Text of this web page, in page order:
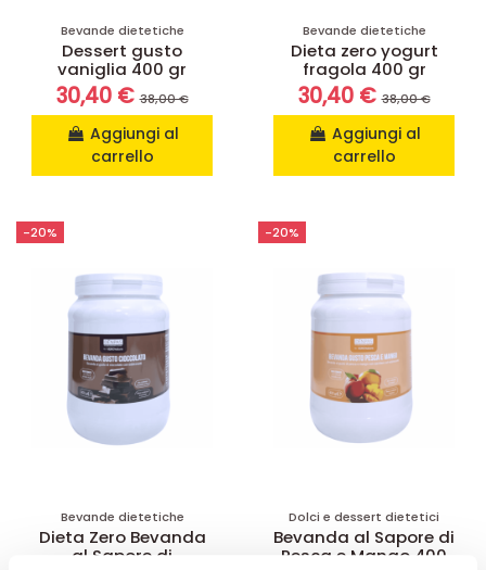
Bevande dietetiche
Dessert gusto
vaniglia 400 gr
30,40 €38,00 €
Aggiungi al
carrello
Bevande dietetiche
Dieta zero yogurt
fragola 400 gr
30,40 €38,00 €
Aggiungi al
carrello
-20%
Bevande dietetiche
Dieta Zero Bevanda
al Sapore di
-20%
Dolci e dessert dietetici
Bevanda al Sapore di
Pesca e Mango 400